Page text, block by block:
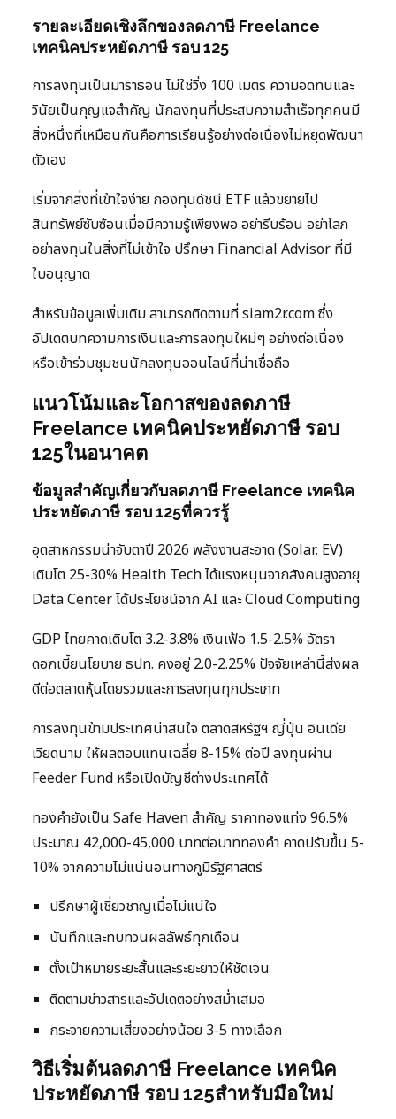
รายละเอียดเชิงลึกของลดภาษี Freelance
เทคนิคประหยัดภาษี รอบ 125
การลงทุนเป็นมาราธอน ไม่ใช่วิ่ง 100 เมตร ความอดทนและ
วินัยเป็นกุญแจสำคัญ นักลงทุนที่ประสบความสำเร็จทุกคนมี
สิ่งหนึ่งที่เหมือนกันคือการเรียนรู้อย่างต่อเนื่องไม่หยุดพัฒนา
ตัวเอง
เริ่มจากสิ่งที่เข้าใจง่าย กองทุนดัชนี ETF แล้วขยายไป
สินทรัพย์ซับซ้อนเมื่อมีความรู้เพียงพอ อย่ารีบร้อน อย่าโลภ
อย่าลงทุนในสิ่งที่ไม่เข้าใจ ปรึกษา Financial Advisor ที่มี
ใบอนุญาต
สำหรับข้อมูลเพิ่มเติม สามารถติดตามที่ siam2r.com ซึ่ง
อัปเดตบทความการเงินและการลงทุนใหม่ๆ อย่างต่อเนื่อง
หรือเข้าร่วมชุมชนนักลงทุนออนไลน์ที่น่าเชื่อถือ
แนวโน้มและโอกาสของลดภาษี
Freelance เทคนิคประหยัดภาษี รอบ
125ในอนาคต
ข้อมูลสำคัญเกี่ยวกับลดภาษี Freelance เทคนิค
ประหยัดภาษี รอบ 125ที่ควรรู้
อุตสาหกรรมน่าจับตาปี 2026 พลังงานสะอาด (Solar, EV)
เติบโต 25-30% Health Tech ได้แรงหนุนจากสังคมสูงอายุ
Data Center ได้ประโยชน์จาก AI และ Cloud Computing
GDP ไทยคาดเติบโต 3.2-3.8% เงินเฟ้อ 1.5-2.5% อัตรา
ดอกเบี้ยนโยบาย ธปท. คงอยู่ 2.0-2.25% ปัจจัยเหล่านี้ส่งผล
ดีต่อตลาดหุ้นโดยรวมและการลงทุนทุกประเภท
การลงทุนข้ามประเทศน่าสนใจ ตลาดสหรัฐฯ ญี่ปุ่น อินเดีย
เวียดนาม ให้ผลตอบแทนเฉลี่ย 8-15% ต่อปี ลงทุนผ่าน
Feeder Fund หรือเปิดบัญชีต่างประเทศได้
ทองคำยังเป็น Safe Haven สำคัญ ราคาทองแท่ง 96.5%
ประมาณ 42,000-45,000 บาทต่อบาททองคำ คาดปรับขึ้น 5-
10% จากความไม่แน่นอนทางภูมิรัฐศาสตร์
ปรึกษาผู้เชี่ยวชาญเมื่อไม่แน่ใจ
บันทึกและทบทวนผลลัพธ์ทุกเดือน
ตั้งเป้าหมายระยะสั้นและระยะยาวให้ชัดเจน
ติดตามข่าวสารและอัปเดตอย่างสม่ำเสมอ
กระจายความเสี่ยงอย่างน้อย 3-5 ทางเลือก
วิธีเริ่มต้นลดภาษี Freelance เทคนิค
ประหยัดภาษี รอบ 125สำหรับมือใหม่